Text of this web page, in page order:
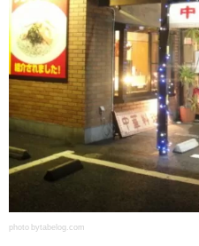
photo bytabelog.com